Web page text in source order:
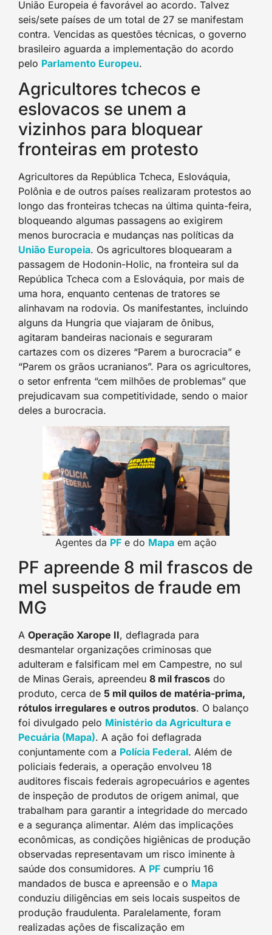
União Europeia é favorável ao acordo. Talvez
seis/sete países de um total de 27 se manifestam
contra. Vencidas as questões técnicas, o governo
brasileiro aguarda a implementação do acordo
pelo Parlamento Europeu.
Agricultores tchecos e
eslovacos se unem a
vizinhos para bloquear
fronteiras em protesto
Agricultores da República Tcheca, Eslováquia,
Polônia e de outros países realizaram protestos ao
longo das fronteiras tchecas na última quinta-feira,
bloqueando algumas passagens ao exigirem
menos burocracia e mudanças nas políticas da
União Europeia. Os agricultores bloquearam a
passagem de Hodonin-Holic, na fronteira sul da
República Tcheca com a Eslováquia, por mais de
uma hora, enquanto centenas de tratores se
alinhavam na rodovia. Os manifestantes, incluindo
alguns da Hungria que viajaram de ônibus,
agitaram bandeiras nacionais e seguraram
cartazes com os dizeres “Parem a burocracia” e
“Parem os grãos ucranianos”. Para os agricultores,
o setor enfrenta “cem milhões de problemas” que
prejudicavam sua competitividade, sendo o maior
deles a burocracia.
Agentes da PF e do Mapa em ação
PF apreende 8 mil frascos de
mel suspeitos de fraude em
MG
A Operação Xarope II, deflagrada para
desmantelar organizações criminosas que
adulteram e falsificam mel em Campestre, no sul
de Minas Gerais, apreendeu 8 mil frascos do
produto, cerca de 5 mil quilos de matéria-prima,
rótulos irregulares e outros produtos. O balanço
foi divulgado pelo Ministério da Agricultura e
Pecuária (Mapa). A ação foi deflagrada
conjuntamente com a Polícia Federal. Além de
policiais federais, a operação envolveu 18
auditores fiscais federais agropecuários e agentes
de inspeção de produtos de origem animal, que
trabalham para garantir a integridade do mercado
e a segurança alimentar. Além das implicações
econômicas, as condições higiênicas de produção
observadas representavam um risco iminente à
saúde dos consumidores. A PF cumpriu 16
mandados de busca e apreensão e o Mapa
conduziu diligências em seis locais suspeitos de
produção fraudulenta. Paralelamente, foram
realizadas ações de fiscalização em